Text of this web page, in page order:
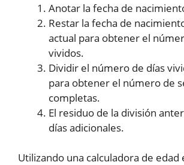
Anotar la fecha de
Restar la fecha de
actual para obtener el
vividos.
Dividir el número de días
para obtener el número de
completas.
El residuo de la división
días adicionales.
Utilizando una calculadora de edad